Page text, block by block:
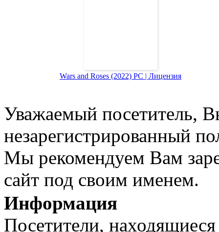
Wars and Roses (2022) PC | Лицензия
Уважаемый посетитель,
незарегистрированный
Мы рекомендуем Вам
сайт под своим именем.
Информация
Посетители,